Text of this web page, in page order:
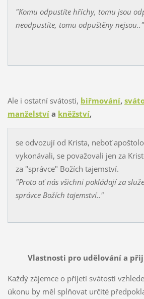
"Komu odpustíte hříchy, tomu jsou
neodpustíte, tomu odpuštěny nejsou.."
Ale i ostatní svátosti, biřmování,
manželstvía kněžství,
se odvozují od Krista, neboť
vykonávali, se považovali jen za
za "správce" Božích tajemství.
"Proto ať nás všichni pokládají za
správce Božích tajemství.."
Vlastnosti pro udělování a
Každý zájemce o přijetí svátosti
úkonu by měl splňovat určité